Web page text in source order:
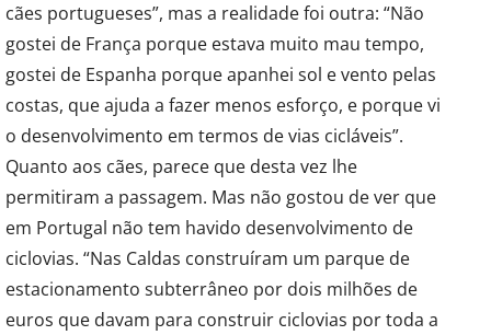
cães portugueses”, mas a realidade foi outra: “Não
gostei de França porque estava muito mau tempo,
gostei de Espanha porque apanhei sol e vento pelas
costas, que ajuda a fazer menos esforço, e porque vi
o desenvolvimento em termos de vias cicláveis”.
Quanto aos cães, parece que desta vez lhe
permitiram a passagem. Mas não gostou de ver que
em Portugal não tem havido desenvolvimento de
ciclovias. “Nas Caldas construíram um parque de
estacionamento subterrâneo por dois milhões de
euros que davam para construir ciclovias por toda a